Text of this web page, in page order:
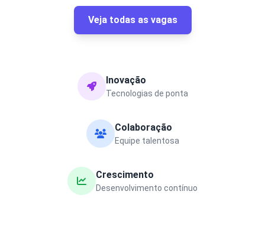
Veja todas as vagas
Inovação
Tecnologias de ponta
Colaboração
Equipe talentosa
Crescimento
Desenvolvimento contínuo